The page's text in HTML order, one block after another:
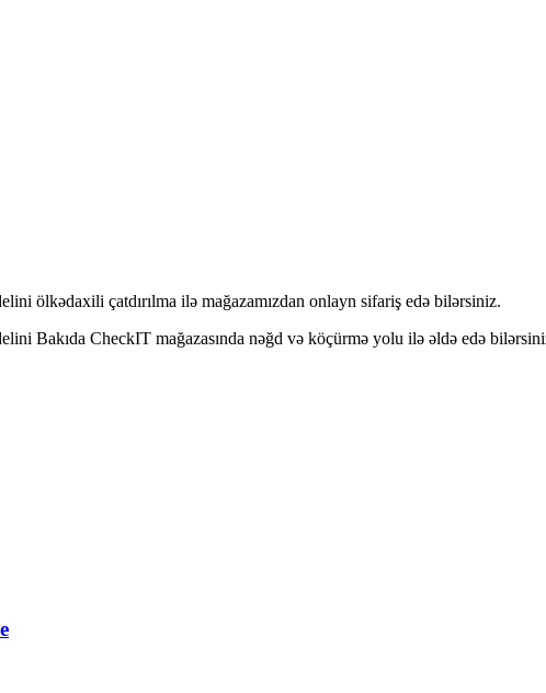
ölkədaxili çatdırılma ilə mağazamızdan onlayn sifariş edə bilərsiniz.
Bakıda CheckIT mağazasında nəğd və köçürmə yolu ilə əldə edə